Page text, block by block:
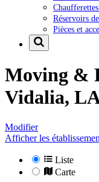
Réservoirs
Pièces et
Moving &
Vidalia,
Modifier
Afficher les
Liste
Carte